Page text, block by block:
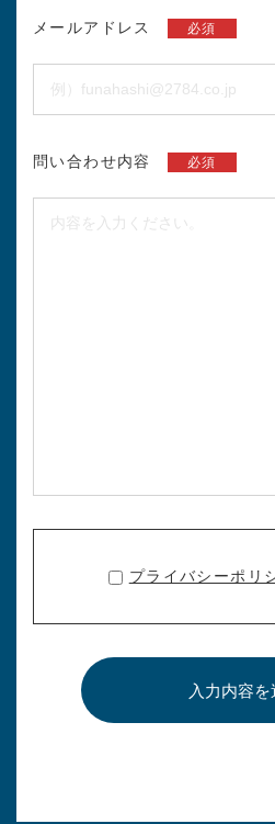
メールアドレス 必須
問い合わせ内容 必須
プライバシーポリ
入力内容を